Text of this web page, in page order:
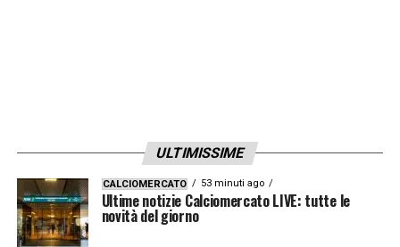
ULTIMISSIME
CALCIOMERCATO 53 minuti ago
Ultime notizie Calciomercato LIVE: tutte le
novità del giorno